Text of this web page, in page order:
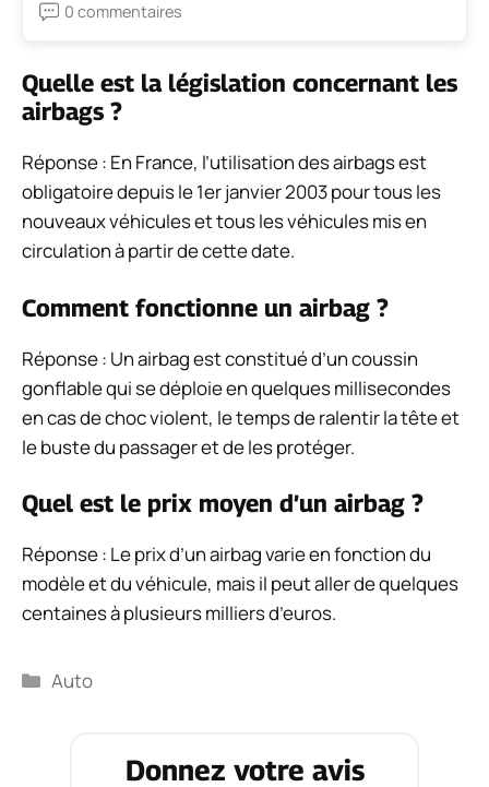
0 commentaires
Quelle est la législation concernant les
airbags ?
Réponse : En France, l’utilisation des airbags est
obligatoire depuis le 1er janvier 2003 pour tous les
nouveaux véhicules et tous les véhicules mis en
circulation à partir de cette date.
Comment fonctionne un airbag ?
Réponse : Un airbag est constitué d’un coussin
gonflable qui se déploie en quelques millisecondes
en cas de choc violent, le temps de ralentir la tête et
le buste du passager et de les protéger.
Quel est le prix moyen d’un airbag ?
Réponse : Le prix d’un airbag varie en fonction du
modèle et du véhicule, mais il peut aller de quelques
centaines à plusieurs milliers d’euros.
Catégories
Auto
Donnez votre avis